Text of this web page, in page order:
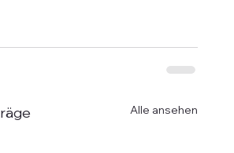
Alle ansehen